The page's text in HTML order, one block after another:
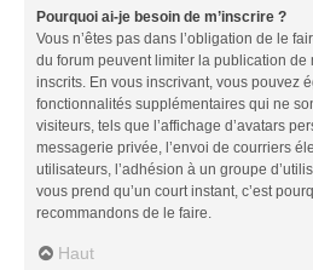
Pourquoi ai-je besoin de m’inscrire ?
Vous n’êtes pas dans l’obligation de le
du forum peuvent limiter la publication de
inscrits. En vous inscrivant, vous pouvez
fonctionnalités supplémentaires qui ne
visiteurs, tels que l’affichage d’avatars
messagerie privée, l’envoi de courriers
utilisateurs, l’adhésion à un groupe
vous prend qu’un court instant, c’est
recommandons de le faire.
Haut